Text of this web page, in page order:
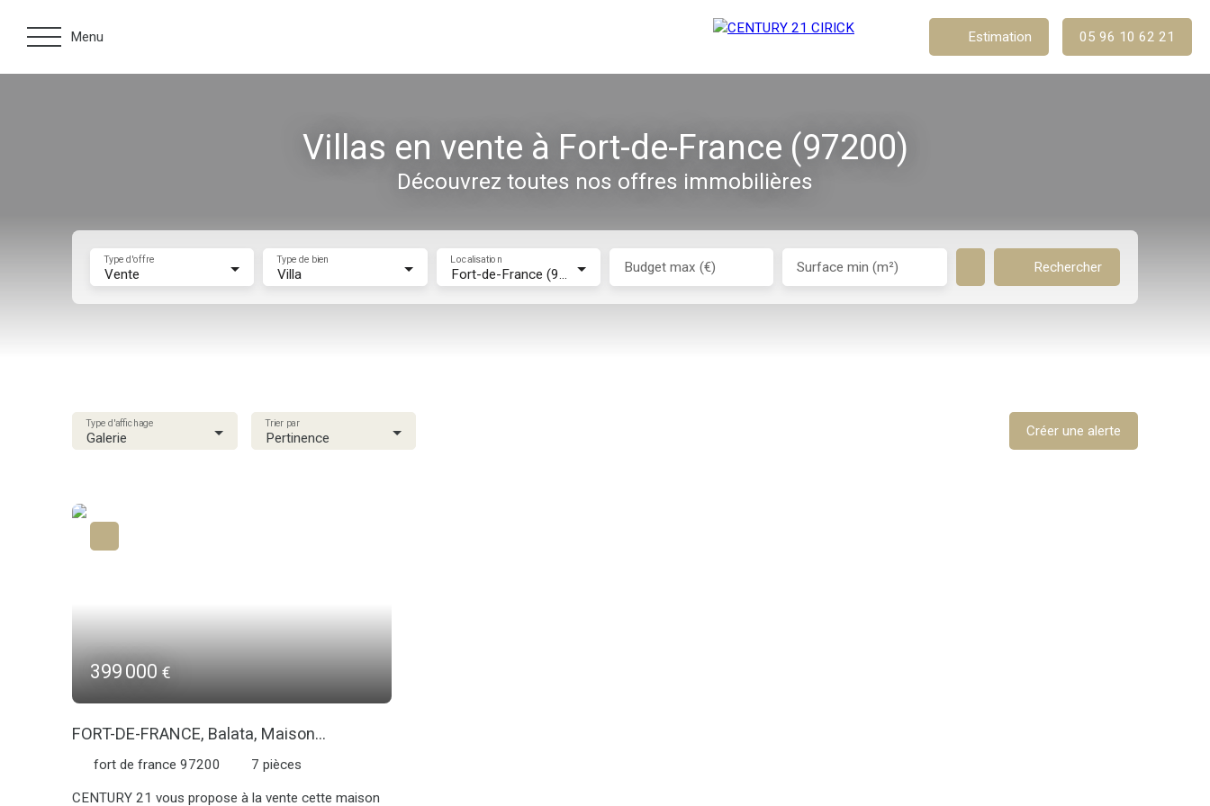
Menu Estimation 05 96 10 62 21
Villas en vente à Fort-de-France (97200)
Découvrez toutes nos offres immobilières
Vente
Type d'offre
Villa
Type de bien
Fort-de-France (97200)
Localisation Budget max (€) Surface min (m²) Rechercher
Galerie
Type d'affichage
Pertinence
Trier par Créer une alerte
399 000 €
FORT-DE-FRANCE, Balata, Maison
comprenant deux T3
fort de france 97200 7 pièces
CENTURY 21 vous propose à la vente cette maison